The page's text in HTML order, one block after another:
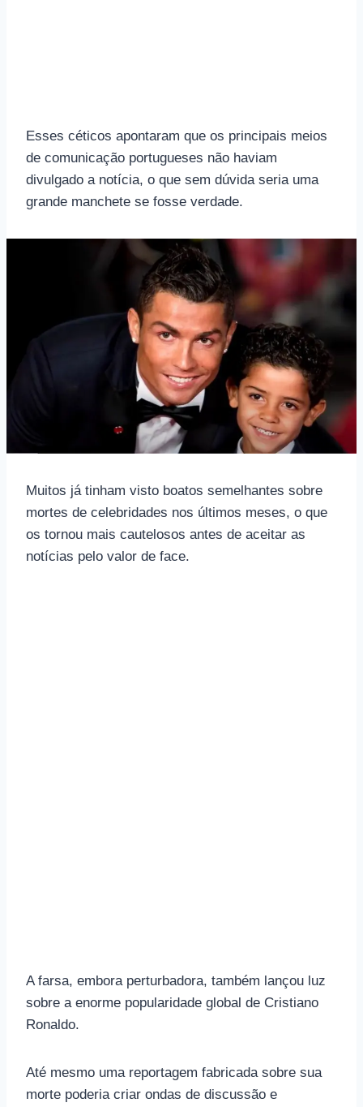
Esses céticos apontaram que os principais meios
de comunicação portugueses não haviam
divulgado a notícia, o que sem dúvida seria uma
grande manchete se fosse verdade.
Muitos já tinham visto boatos semelhantes sobre
mortes de celebridades nos últimos meses, o que
os tornou mais cautelosos antes de aceitar as
notícias pelo valor de face.
A farsa, embora perturbadora, também lançou luz
sobre a enorme popularidade global de Cristiano
Ronaldo.
Até mesmo uma reportagem fabricada sobre sua
morte poderia criar ondas de discussão e